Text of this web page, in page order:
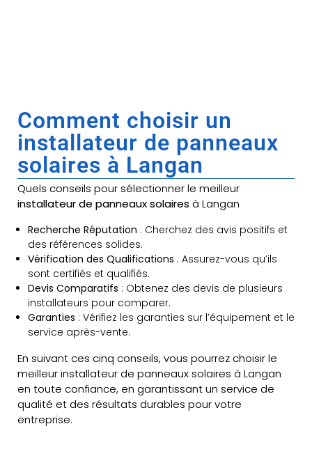
Comment choisir un
installateur de panneaux
solaires à Langan
Quels conseils pour sélectionner le meilleur
installateur de panneaux solaires à Langan
Recherche Réputation : Cherchez des avis positifs et
des références solides.
Vérification des Qualifications : Assurez-vous qu’ils
sont certifiés et qualifiés.
Devis Comparatifs : Obtenez des devis de plusieurs
installateurs pour comparer.
Garanties : Vérifiez les garanties sur l’équipement et le
service après-vente.
En suivant ces cinq conseils, vous pourrez choisir le
meilleur installateur de panneaux solaires à Langan
en toute confiance, en garantissant un service de
qualité et des résultats durables pour votre
entreprise.